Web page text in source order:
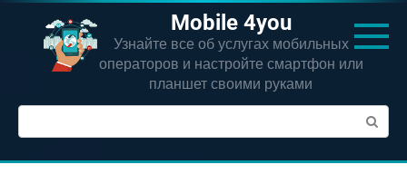
Перейти
контенту
Mobile 4you
Узнайте все об услугах мобильных
операторов и настройте смартфон или
планшет своими руками
Поиск: